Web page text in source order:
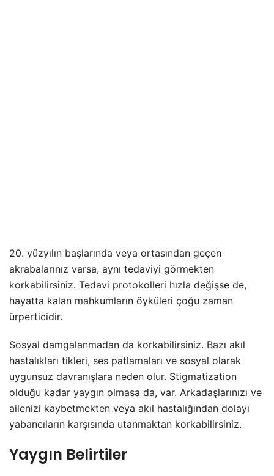
20. yüzyılın başlarında veya ortasından geçen
akrabalarınız varsa, aynı tedaviyi görmekten
korkabilirsiniz. Tedavi protokolleri hızla değişse de,
hayatta kalan mahkumların öyküleri çoğu zaman
ürperticidir.
Sosyal damgalanmadan da korkabilirsiniz. Bazı akıl
hastalıkları tikleri, ses patlamaları ve sosyal olarak
uygunsuz davranışlara neden olur. Stigmatization
olduğu kadar yaygın olmasa da, var. Arkadaşlarınızı ve
ailenizi kaybetmekten veya akıl hastalığından dolayı
yabancıların karşısında utanmaktan korkabilirsiniz.
Yaygın Belirtiler